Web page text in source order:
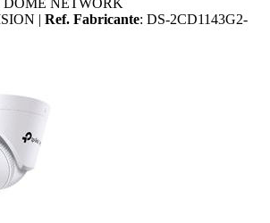
NETWORK
| Ref. Fabricante: DS-2CD1143G2-